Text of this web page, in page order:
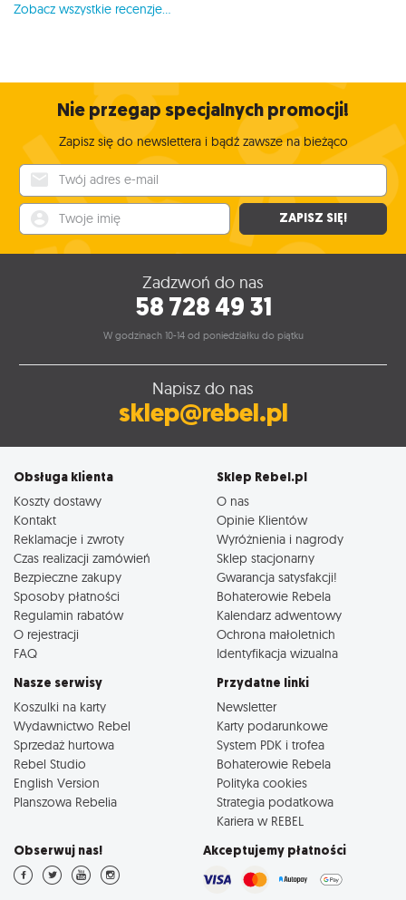
Zobacz wszystkie recenzje...
Nie przegap specjalnych promocji!
Zapisz się do newslettera i bądź zawsze na bieżąco
ZAPISZ SIĘ!
Zadzwoń do nas
58 728 49 31
W godzinach 10-14 od poniedziałku do piątku
Napisz do nas
sklep@rebel.pl
Obsługa klienta
Koszty dostawy
Kontakt
Reklamacje i zwroty
Czas realizacji zamówień
Bezpieczne zakupy
Sposoby płatności
Regulamin rabatów
O rejestracji
FAQ
Sklep Rebel.pl
O nas
Opinie Klientów
Wyróżnienia i nagrody
Sklep stacjonarny
Gwarancja satysfakcji!
Bohaterowie Rebela
Kalendarz adwentowy
Ochrona małoletnich
Identyfikacja wizualna
Nasze serwisy
Koszulki na karty
Wydawnictwo Rebel
Sprzedaż hurtowa
Rebel Studio
English Version
Planszowa Rebelia
Przydatne linki
Newsletter
Karty podarunkowe
System PDK i trofea
Bohaterowie Rebela
Polityka cookies
Strategia podatkowa
Kariera w REBEL
Obserwuj nas! Akceptujemy płatności